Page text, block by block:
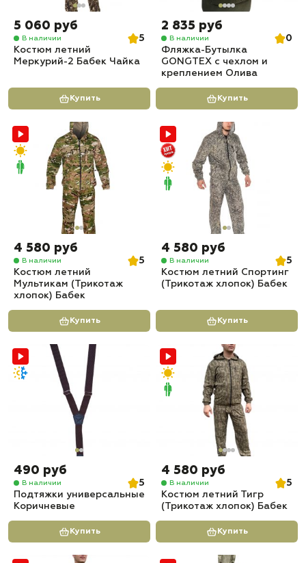
5 060 руб
В наличии
5
Костюм летний
Меркурий-2 Бабек Чайка
Купить
2 835 руб
В наличии
0
Фляжка-Бутылка
GONGTEX с чехлом и
креплением Олива
Купить
4 580 руб
В наличии
5
Костюм летний
Мультикам (Трикотаж
хлопок) Бабек
Купить
4 580 руб
В наличии
5
Костюм летний Спортинг
(Трикотаж хлопок) Бабек
Купить
490 руб
В наличии
5
Подтяжки универсальные
Коричневые
Купить
4 580 руб
В наличии
5
Костюм летний Тигр
(Трикотаж хлопок) Бабек
Купить